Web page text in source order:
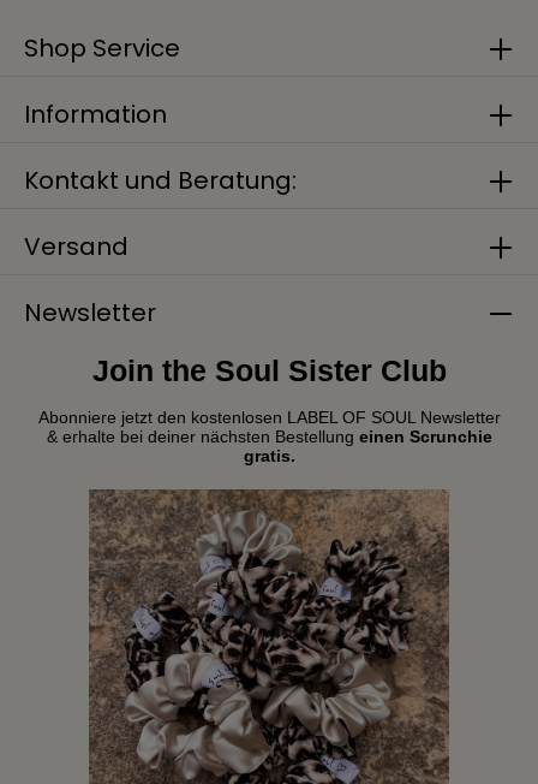
Kontakt und Beratung:
Versand
Newsletter
Join the Soul Sister Club
Abonniere jetzt den kostenlosen LABEL OF SOUL Newsletter
& erhalte bei deiner nächsten Bestellung einen Scrunchie
gratis.
Shop Service
Information